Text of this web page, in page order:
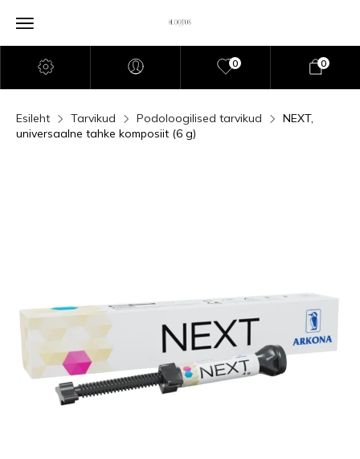
0 0
Esileht Tarvikud Podoloogilised tarvikud
NEXT,
universaalne tahke komposiit (6 g)